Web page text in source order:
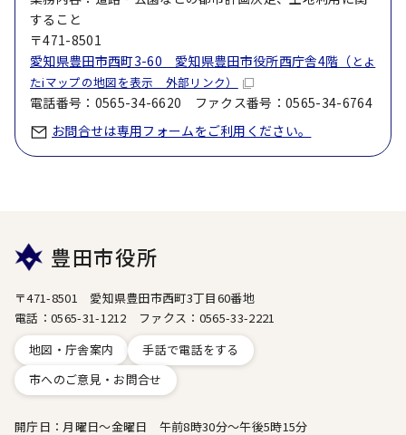
すること
〒471-8501
愛知県豊田市西町3-60 愛知県豊田市役所西庁舎4階（ とよ
たiマップの地図を表示 外部リンク）
電話番号：0565-34-6620 ファクス番号：0565-34-6764
お問合せは専用フォームをご利用ください。
豊田市役所
〒471-8501 愛知県豊田市西町3丁目60番地
電話：0565-31-1212 ファクス：0565-33-2221
地図・庁舎案内
手話で電話をする
市へのご意見・お問合せ
開庁日：月曜日～金曜日 午前8時30分～午後5時15分